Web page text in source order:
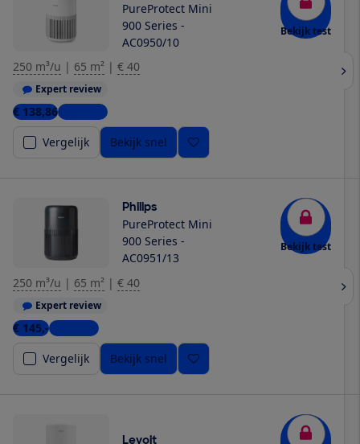
PureProtect Mini
900 Series -
AC0950/10
Bekijk test
250 m³/u | 65 m² | € 40
Expert review
€ 138,863 winkels
Vergelijk
Bekijk snel
Philips
PureProtect Mini
900 Series -
AC0951/13
Bekijk test
250 m³/u | 65 m² | € 40
Expert review
€ 145,-6 winkels
Vergelijk
Bekijk snel
Levoit